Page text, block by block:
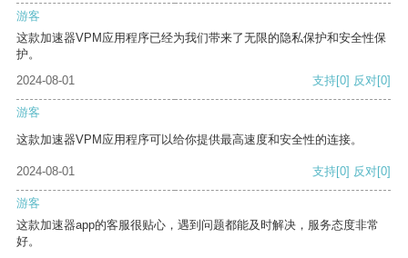
游客
这款加速器VPM应用程序已经为我们带来了无限的隐私保护和安全性保
护。
2024-08-01
支持[0] 反对[0]
游客
这款加速器VPM应用程序可以给你提供最高速度和安全性的连接。
2024-08-01 支持[0] 反对[0]
游客
这款加速器app的客服很贴心，遇到问题都能及时解决，服务态度非常
好。